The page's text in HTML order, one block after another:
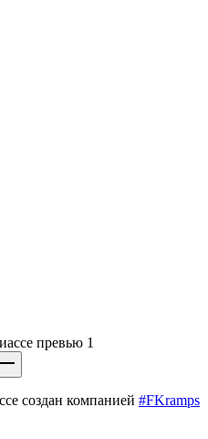
создан компанией #FKramps